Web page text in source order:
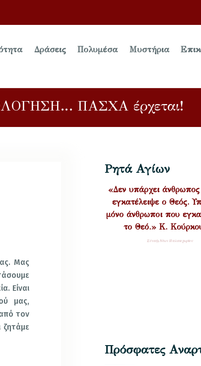
Δράσεις Πολυμέσα Μυστήρια
ΠΑΣΧΑ έρχεται!
Μας
Είναι
μας,
τον
ζητάμε
Ρητά Αγίων
«Δεν υπάρχει
εγκατέλειψε ο Θεός.
μόνο άνθρωποι που
το Θεό.» Κ.
Σύναξη Νέων Παλαιοχωρίου
Πρόσφατες